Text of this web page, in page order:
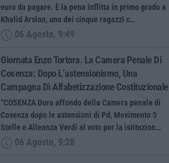
euro da pagare. È la pena inflitta in primo grado a
Khalid Arslan, uno dei cinque ragazzi c…
06 Agosto, 9:49
Giornata Enzo Tortora. La Camera Penale Di
Cosenza: Dopo L’astensionismo, Una
Campagna Di Alfabetizzazione Costituzionale
“COSENZA Duro affondo della Camera penale di
Cosenza dopo le astensioni di Pd, Movimento 5
Stelle e Alleanza Verdi al voto per la istituzion…
06 Agosto, 9:28